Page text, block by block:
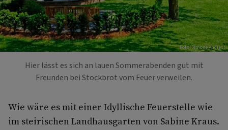
Foto: Simone Andress
Hier lässt es sich an lauen Sommerabenden gut mit
Freunden bei Stockbrot vom Feuer verweilen.
Wie wäre es mit einer Idyllische Feuerstelle wie
im steirischen Landhausgarten von Sabine Kraus.